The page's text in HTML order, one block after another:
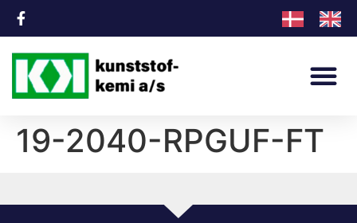
19-2040-RPGUF-FT